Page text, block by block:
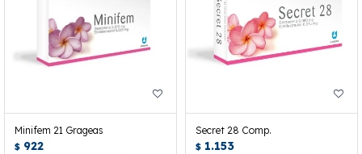
Minifem 21 Grageas
$ 922
Secret 28 Comp.
$ 1.153